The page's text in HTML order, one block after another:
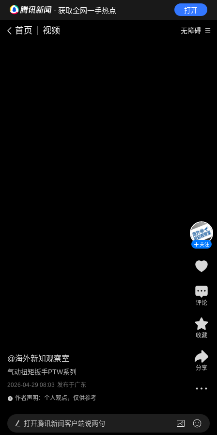
· 获取全网一手热点 打开
首页 视频 无障碍
@海外新知观察室
气动扭矩扳手PTW系列
2026-04-29 08:03 发布于广东
作者声明：个人观点，仅供参考
关注
评论
收藏
分享
打开腾讯新闻客户端说两句